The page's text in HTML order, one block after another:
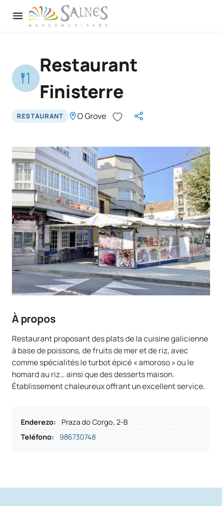
Restaurant
Finisterre
RESTAURANT O Grove
À propos
Restaurant proposant des plats de la cuisine galicienne
à base de poissons, de fruits de mer et de riz, avec
comme spécialités le turbot épicé « amoroso » ou le
homard au riz… ainsi que des desserts maison.
Établissement chaleureux offrant un excellent service.
Enderezo:
Praza do Corgo, 2-B
Teléfono: 986730748